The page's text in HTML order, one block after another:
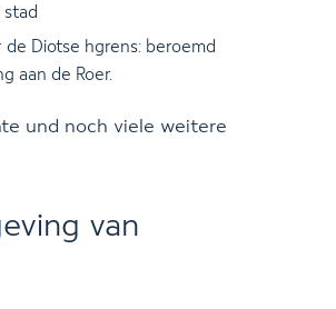
Diotse hgrens: beroemd
aan de Roer.
und noch viele weitere
van